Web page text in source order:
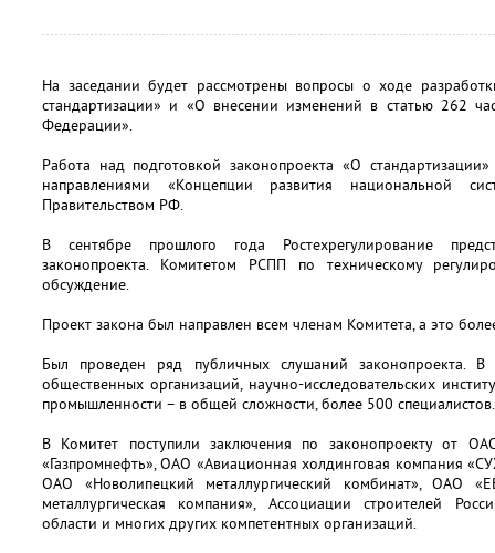
На заседании будет рассмотрены вопросы о ходе
стандартизации» и «О внесении изменений в статью 262
Федерации».
Работа над подготовкой законопроекта «О
направлениями «Концепции развития национальной
Правительством РФ.
В сентябре прошлого года Ростехрегулирование
законопроекта. Комитетом РСПП по техническому
обсуждение.
Проект закона был направлен всем членам Комитета, а это
Был проведен ряд публичных слушаний законопроекта. В
общественных организаций, научно-исследовательских
промышленности – в общей сложности, более 500 специалистов.
В Комитет поступили заключения по законопроекту от
«Газпромнефть», ОАО «Авиационная холдинговая компания
ОАО «Новолипецкий металлургический комбинат», ОАО
металлургическая компания», Ассоциации строителей
области и многих других компетентных организаций.